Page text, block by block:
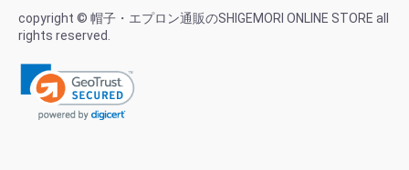
copyright © 帽子・エプロン通販のSHIGEMORI ONLINE STORE all
rights reserved.